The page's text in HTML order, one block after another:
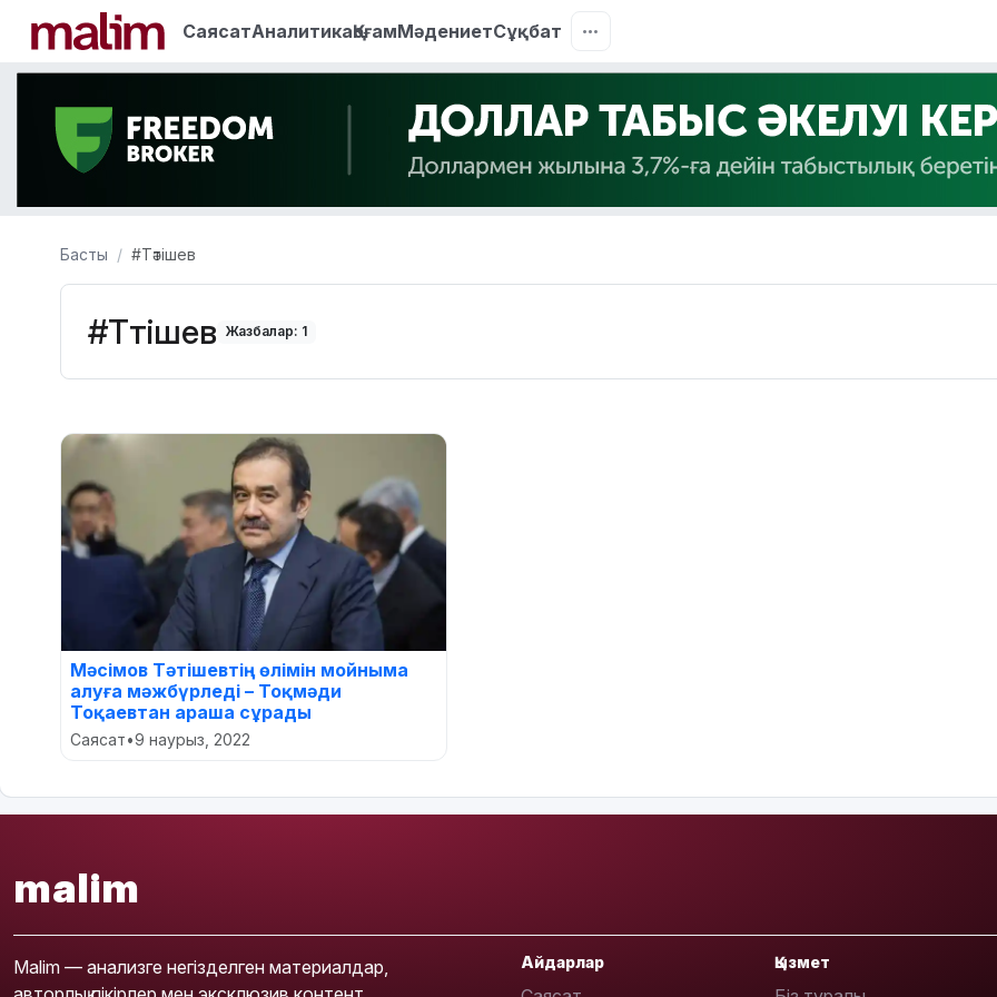
СаясатАналитикаҚоғамМәдениетСұқбат
Басты #Тәтішев
#Тәтішев Жазбалар: 1
Мәсімов Тәтішевтің өлімін мойныма
алуға мәжбүрледі – Тоқмәди
Тоқаевтан араша сұрады
Саясат•9 наурыз, 2022
malim
Malim — анализге негізделген материалдар,
Айдарлар Қызмет